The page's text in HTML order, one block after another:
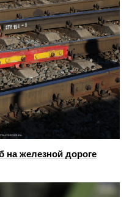
на железной дороге